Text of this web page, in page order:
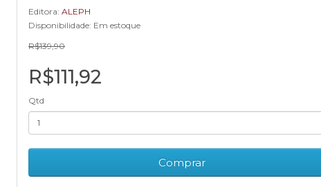
Editora: ALEPH
Disponibilidade: Em estoque
R$139,90
R$111,92
Qtd
Comprar